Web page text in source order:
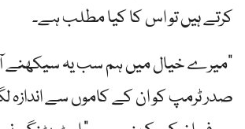
کرتے ہیں تو اس کا کیا مطلب ہے۔
"میرے خیال میں ہم سب یہ سیکھنے
صدر ٹرمپ کو ان کے کاموں سے اندازہ